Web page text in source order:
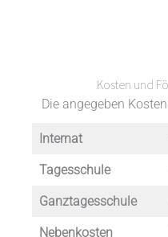
Kosten und
Die angegeben
Internat
Tagesschule
Ganztagesschule
Nebenkosten